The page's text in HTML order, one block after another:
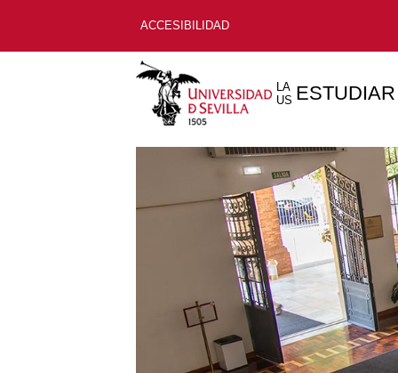
ACCESIBILIDAD
LA
US ESTUDIAR